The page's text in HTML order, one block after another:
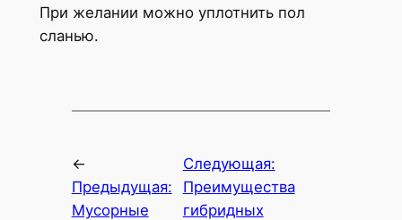
При желании можно уплотнить пол
сланью.
←
Предыдущая:
Мусорные
Следующая:
Преимущества
гибридных